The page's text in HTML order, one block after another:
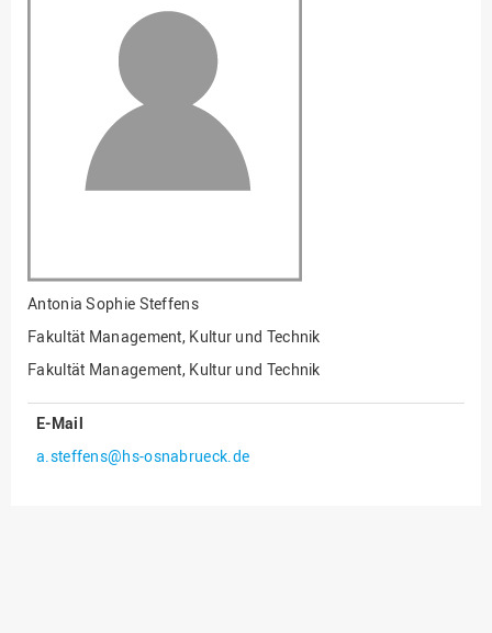
und Informatik
Fakultät Management,
Kultur und Technik
Fakultät Wirtschafts- und
Sozialwissenschaften
Finanzen
Gesellschaftliches
Engagement
Hochschulplanung/-
strategie
Antonia Sophie Steffens
Fakultät Management, Kultur und Technik
Fakultät Management, Kultur und Technik
E-Mail
a.steffens@hs-osnabrueck.de